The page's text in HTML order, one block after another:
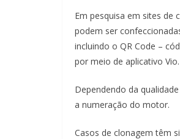
Em pesquisa em sites de
podem ser
incluindo o QR Code –
por meio de aplicativo Vio.
Dependendo da
a numeração do motor.
Casos de clonagem têm